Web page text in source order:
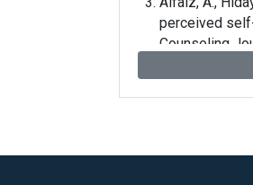
perceived
Counseling
Almasri, F.